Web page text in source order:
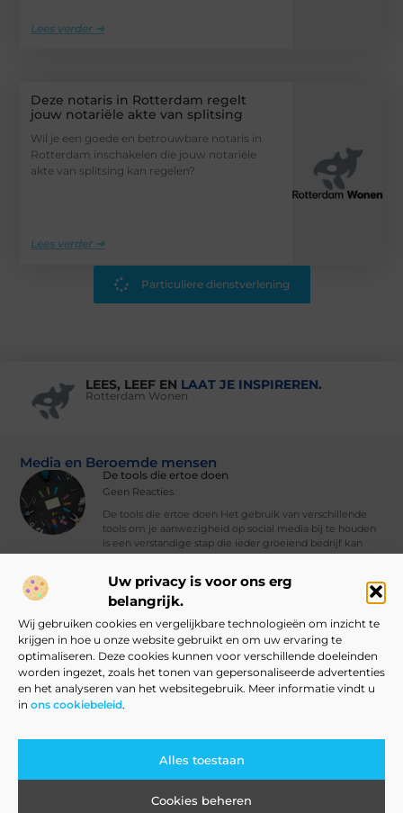
Uw privacy is voor ons erg
belangrijk.
Wij gebruiken cookies en vergelijkbare technologieën om inzicht te
krijgen in hoe u onze website gebruikt en om uw ervaring te
optimaliseren. Deze cookies kunnen voor verschillende doeleinden
worden ingezet, zoals het tonen van gepersonaliseerde advertenties
en het analyseren van het websitegebruik. Meer informatie vindt u
in ons cookiebeleid.
Alles toestaan
Cookies beheren
Lees verder ➜
Deze notaris in Rotterdam regelt
jouw notariële akte van splitsing
Wil je een goede en betrouwbare notaris in
Rotterdam inschakelen die jouw notariële
akte van splitsing kan regelen?
Lees verder ➜
Particuliere dienstverlening
LEES, LEEF EN LAAT JE INSPIREREN.
Rotterdam Wonen
Media en Beroemde mensen
De tools die ertoe doen
Geen Reacties
De tools die ertoe doen Het gebruik van verschillende
tools om je aanwezigheid op social media bij te houden
is een verstandige stap die ieder groeiend bedrijf kan
nemen. Met
Vind Ons Hier :
Beroemdheden Uit de Media Partners Over ons Ons team
Contact Blog publiceren
Verdien Geld met Je Website: Alles Wat Je Moet Weten om te Starten